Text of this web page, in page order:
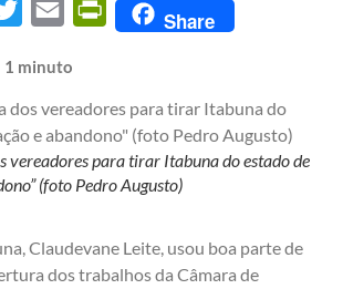
Twitter Email PrintFriendly
Share
1 minuto
vereadores para tirar Itabuna do estado de
(foto Pedro Augusto)
Claudevane Leite, usou boa parte de
dos trabalhos da Câmara de